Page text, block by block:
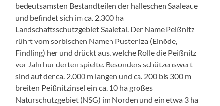
bedeutsamsten Bestandteilen der halleschen Saaleaue
und befindet sich im ca. 2.300 ha
Landschaftsschutzgebiet Saaletal. Der Name Peißnitz
rührt vom sorbischen Namen Pusteniza (Einöde,
Findling) her und drückt aus, welche Rolle die Peißnitz
vor Jahrhunderten spielte. Besonders schützenswert
sind auf der ca. 2.000 m langen und ca. 200 bis 300 m
breiten Peißnitzinsel ein ca. 10 ha großes
Naturschutzgebiet (NSG) im Norden und ein etwa 3 ha